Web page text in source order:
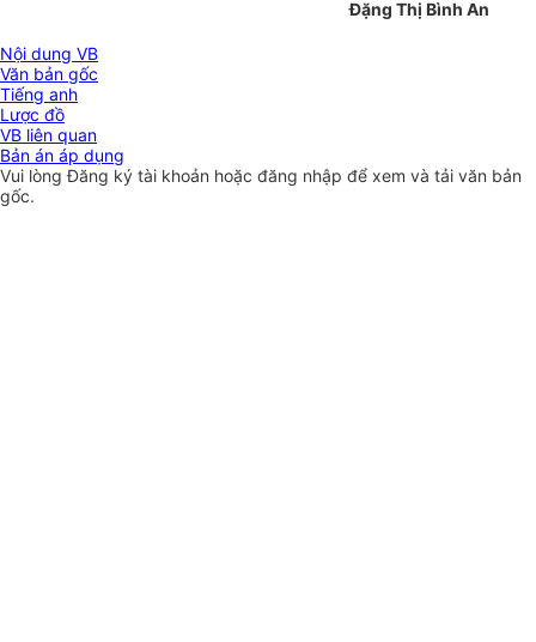
Đặng Thị Bình An
Nội dung VB
Văn bản gốc
Tiếng anh
Lược đồ
VB liên quan
Bản án áp dụng
Vui lòngĐăng ký tài khoản hoặc đăng nhập để xem và tải văn bản
gốc.